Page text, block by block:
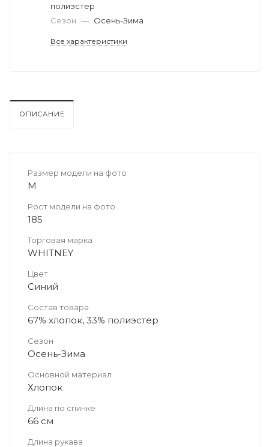
полиэстер
Сезон — Осень-Зима
Все характеристики
ОПИСАНИЕ
Размер модели на фото
M
Рост модели на фото
185
Торговая марка
WHITNEY
Цвет
Синий
Состав товара
67% хлопок, 33% полиэстер
Сезон
Осень-Зима
Основной материал
Хлопок
Длина по спинке
66 см
Длина рукава